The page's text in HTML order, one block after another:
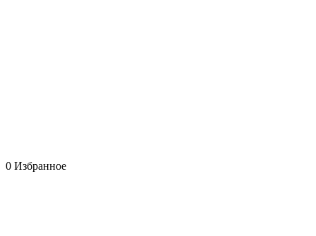
0 Избранное